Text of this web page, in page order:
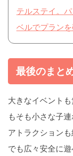
テルステイ。
ベルでプランを
最後のまと
大きなイベント
もそも小さな子
アトラクション
でも広々安全に